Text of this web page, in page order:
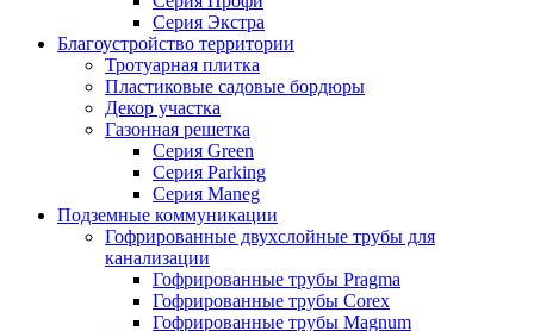
Серия Экстра
Благоустройство территории
Тротуарная плитка
Пластиковые садовые бордюры
Декор участка
Газонная решетка
Серия Green
Серия Parking
Серия Maneg
Подземные коммуникации
Гофрированные двухслойные трубы для
канализации
Гофрированные трубы Pragma
Гофрированные трубы Corex
Гофрированные трубы Magnum